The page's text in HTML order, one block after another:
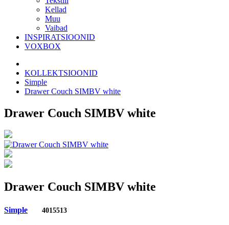
Kellad
Muu
Vaibad
INSPIRATSIOONID
VOXBOX
KOLLEKTSIOONID
Simple
Drawer Couch SIMBV white
Drawer Couch SIMBV white
Drawer Couch SIMBV white
Simple 4015513